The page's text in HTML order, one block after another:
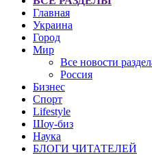
Главная
Украина
Город
Мир
Все новости
Россия
Бизнес
Спорт
Lifestyle
Шоу-биз
Наука
БЛОГИ ЧИТАТЕЛЕЙ